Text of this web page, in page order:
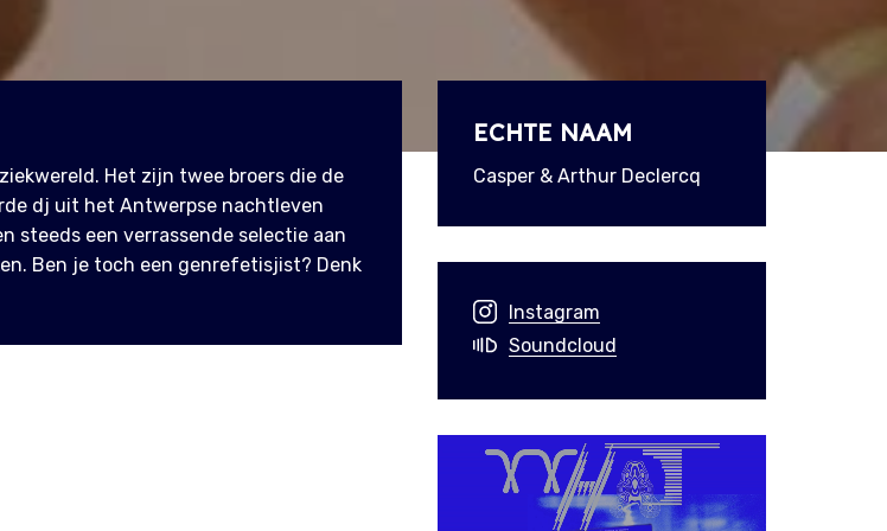
Het zijn twee broers die de
dj uit het Antwerpse nachtleven
steeds een verrassende selectie aan
Ben je toch een genrefetisjist? Denk
ECHTE NAAM
Casper & Arthur Declercq
Instagram
Soundcloud